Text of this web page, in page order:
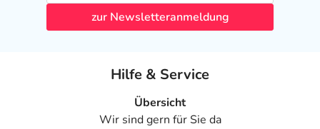
zur Newsletteranmeldung
Hilfe & Service
Übersicht
Wir sind gern für Sie da